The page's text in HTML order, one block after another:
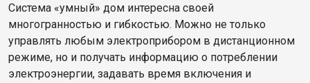
Система «умный» дом интересна своей
многогранностью и гибкостью. Можно не только
управлять любым электроприбором в дистанционном
режиме, но и получать информацию о потреблении
электроэнергии, задавать время включения и